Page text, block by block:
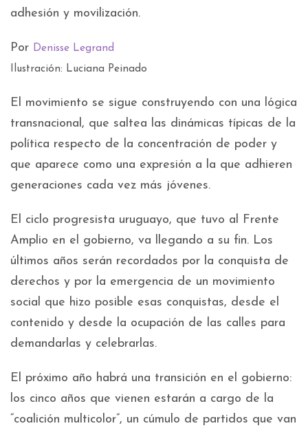
adhesión y movilización.
Por Denisse Legrand
Ilustración: Luciana Peinado
El movimiento se sigue construyendo con una lógica
transnacional, que saltea las dinámicas típicas de la
política respecto de la concentración de poder y
que aparece como una expresión a la que adhieren
generaciones cada vez más jóvenes.
El ciclo progresista uruguayo, que tuvo al Frente
Amplio en el gobierno, va llegando a su fin. Los
últimos años serán recordados por la conquista de
derechos y por la emergencia de un movimiento
social que hizo posible esas conquistas, desde el
contenido y desde la ocupación de las calles para
demandarlas y celebrarlas.
El próximo año habrá una transición en el gobierno:
los cinco años que vienen estarán a cargo de la
“coalición multicolor”, un cúmulo de partidos que van